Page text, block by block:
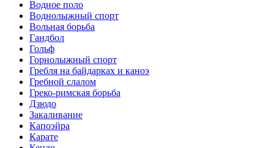
Водное поло
Воднолыжный спорт
Вольная борьба
Гандбол
Гольф
Горнолыжный спорт
Гребля на байдарках и каноэ
Гребной слалом
Греко-римская борьба
Дзюдо
Закаливание
Капоэйра
Карате